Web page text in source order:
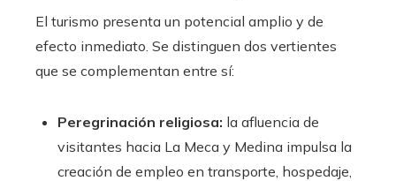
El turismo presenta un potencial amplio y de
efecto inmediato. Se distinguen dos vertientes
que se complementan entre sí:
Peregrinación religiosa: la afluencia de
visitantes hacia La Meca y Medina impulsa la
creación de empleo en transporte, hospedaje,